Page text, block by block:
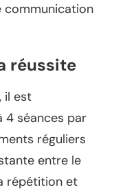
communication
réussite
il est
4 séances par
réguliers
entre le
répétition et